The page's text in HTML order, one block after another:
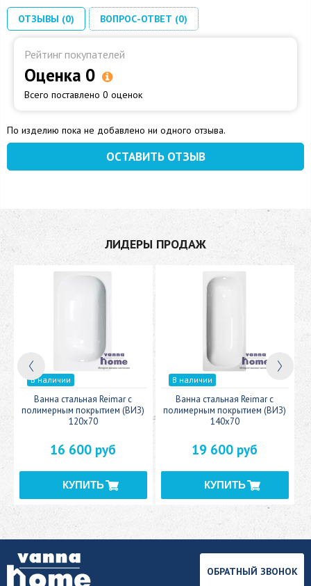
ОТЗЫВЫ (0) ВОПРОС-ОТВЕТ (0)
Рейтинг покупателей
Оценка 0
Всего поставлено 0 оценок
По изделию пока не добавлено ни одного отзыва.
ОСТАВИТЬ ОТЗЫВ
ЛИДЕРЫ ПРОДАЖ
В наличии
Ванна стальная Reimar с
полимерным покрытием (ВИЗ)
120x70
16 600 руб
В наличии
Ванна стальная Reimar с
полимерным покрытием (ВИЗ)
140x70
19 600 руб
ОБРАТНЫЙ ЗВОНОК